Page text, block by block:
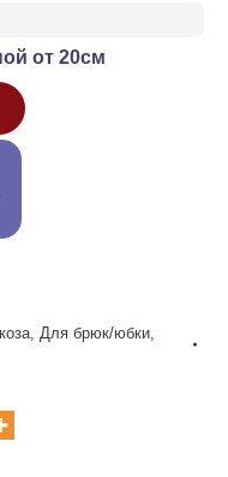
от 20см
Для брюк/юбки